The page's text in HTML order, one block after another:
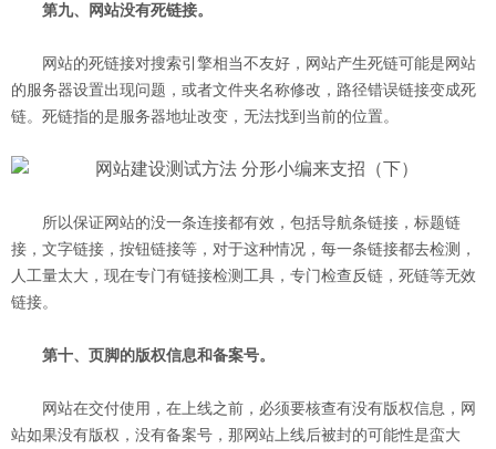
第九、网站没有死链接。
网站的死链接对搜索引擎相当不友好，网站产生死链可能是网站
的服务器设置出现问题，或者文件夹名称修改，路径错误链接变成死
链。死链指的是服务器地址改变，无法找到当前的位置。
所以保证网站的没一条连接都有效，包括导航条链接，标题链
接，文字链接，按钮链接等，对于这种情况，每一条链接都去检测，
人工量太大，现在专门有链接检测工具，专门检查反链，死链等无效
链接。
第十、页脚的版权信息和备案号。
网站在交付使用，在上线之前，必须要核查有没有版权信息，网
站如果没有版权，没有备案号，那网站上线后被封的可能性是蛮大